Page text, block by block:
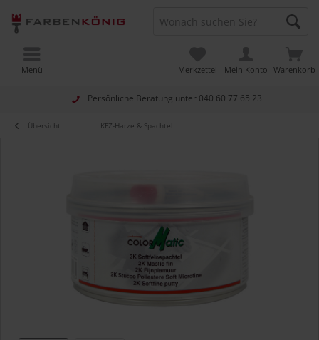
Persönliche Beratung unter 040 60 77 65 23
Warenkorb
Merkzettel Mein Konto
Menü
Übersicht KFZ-Harze & Spachtel